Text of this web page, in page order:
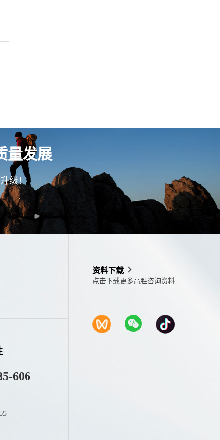
量发展
级！
606
资料下载
点击下载更多高胜咨询资料